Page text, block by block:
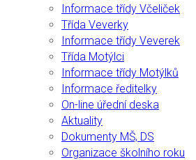
Informace třídy Včeliček
Třída Veverky
Informace třídy Veverek
Třída Motýlci
Informace třídy Motýlků
Informace ředitelky
On-line úřední deska
Aktuality
Dokumenty MŠ, DS
Organizace školního roku